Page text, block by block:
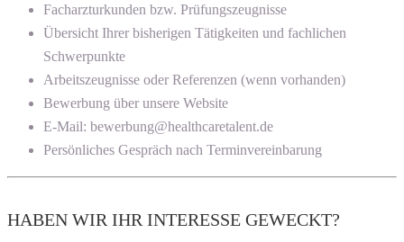
Facharzturkunden bzw. Prüfungszeugnisse
Übersicht Ihrer bisherigen Tätigkeiten und fachlichen
Schwerpunkte
Arbeitszeugnisse oder Referenzen (wenn vorhanden)
Bewerbung über unsere Website
E-Mail: bewerbung@healthcaretalent.de
Persönliches Gespräch nach Terminvereinbarung
HABEN WIR IHR INTERESSE GEWECKT?